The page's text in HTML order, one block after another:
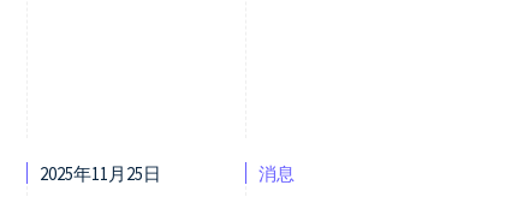
2025年11月25日 消息